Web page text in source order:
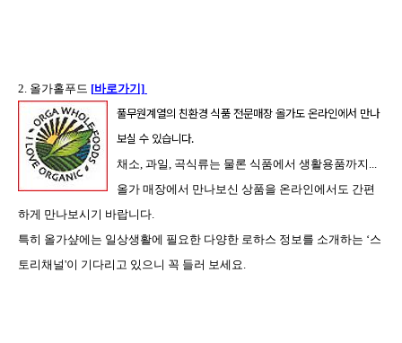
2. 올가홀푸드 [바로가기]
풀무원계열의 친환경 식품 전문매장 올가도 온라인에서 만나
보실 수 있습니다.
채소, 과일, 곡식류는 물론 식품에서 생활용품까지...
올가 매장에서 만나보신 상품을 온라인에서도 간편
하게 만나보시기 바랍니다.
특히 올가샾에는 일상생활에 필요한 다양한 로하스 정보를 소개하는 ‘스
토리채널'이 기다리고 있으니 꼭 들러 보세요.